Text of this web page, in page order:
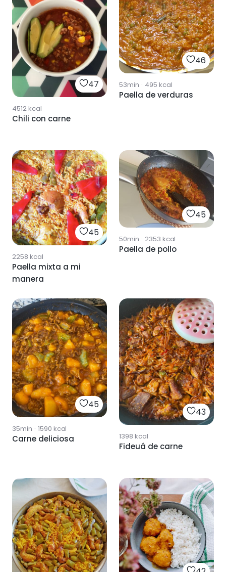
47
4512kcal
Chili con carne
46
53min · 495 kcal
Paella de verduras
45
2258 kcal
Paella mixta a mi
manera
45
50min · 2353 kcal
Paella de pollo
45
35min · 1590 kcal
Carne deliciosa
43
1398 kcal
Fideuá de carne